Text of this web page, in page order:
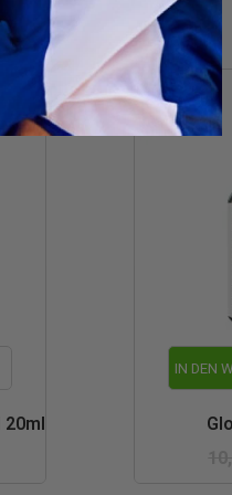
favorite_border
IN DEN